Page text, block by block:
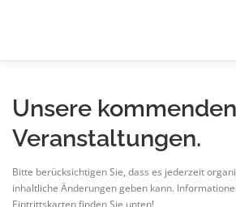
Unsere kommenden
Veranstaltungen.
Bitte berücksichtigen Sie, dass es jederzeit
inhaltliche Änderungen geben kann.